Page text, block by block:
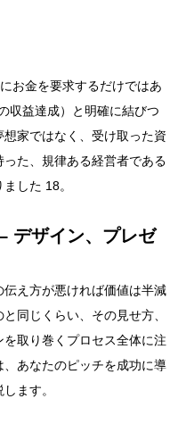
お金を要求するだけではあ
収益達成）と明確に結びつ
家ではなく、受け取った資
た、規律ある経営者である
した 18。
デザイン、プレゼ
え方が悪ければ価値は半減
同じくらい、その見せ方、
取り巻くプロセス全体に注
あなたのピッチを成功に導
ます。